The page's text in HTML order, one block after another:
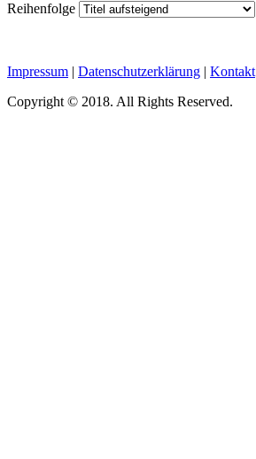
Reihenfolge
Impressum | Datenschutzerklärung | Kontakt
Copyright © 2018. All Rights Reserved.